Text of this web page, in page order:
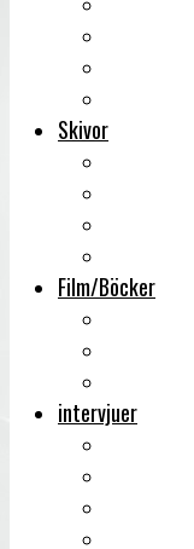
Skivor
Film/Böcker
intervjuer